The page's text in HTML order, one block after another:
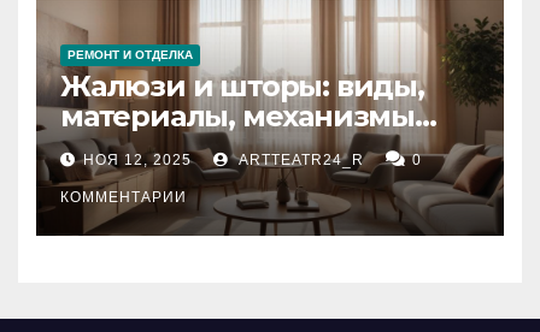
РЕМОНТ И ОТДЕЛКА
Жалюзи и шторы: виды,
материалы, механизмы
управления и уход
НОЯ 12, 2025 ARTTEATR24_R 0
КОММЕНТАРИИ